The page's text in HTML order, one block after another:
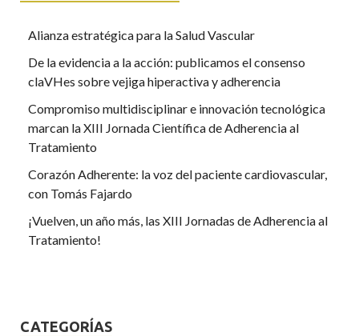
Alianza estratégica para la Salud Vascular
De la evidencia a la acción: publicamos el consenso
claVHes sobre vejiga hiperactiva y adherencia
Compromiso multidisciplinar e innovación tecnológica
marcan la XIII Jornada Científica de Adherencia al
Tratamiento
Corazón Adherente: la voz del paciente cardiovascular,
con Tomás Fajardo
¡Vuelven, un año más, las XIII Jornadas de Adherencia al
Tratamiento!
CATEGORÍAS